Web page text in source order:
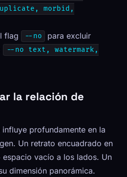
morbid,
flag --no
para excluir
--no text, watermark,
la relación de
profundamente en la
Un retrato encuadrado en
espacio vacío a los lados. Un
dimensión panorámica.